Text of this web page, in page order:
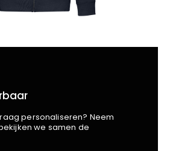
personaliseren? Neem
we samen de